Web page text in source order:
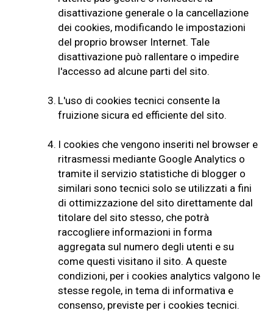
disattivazione generale o la cancellazione
dei cookies, modificando le impostazioni
del proprio browser Internet. Tale
disattivazione può rallentare o impedire
l'accesso ad alcune parti del sito.
3. L'uso di cookies tecnici consente la
fruizione sicura ed efficiente del sito.
4. I cookies che vengono inseriti nel browser e
ritrasmessi mediante Google Analytics o
tramite il servizio statistiche di blogger o
similari sono tecnici solo se utilizzati a fini
di ottimizzazione del sito direttamente dal
titolare del sito stesso, che potrà
raccogliere informazioni in forma
aggregata sul numero degli utenti e su
come questi visitano il sito. A queste
condizioni, per i cookies analytics valgono le
stesse regole, in tema di informativa e
consenso, previste per i cookies tecnici.